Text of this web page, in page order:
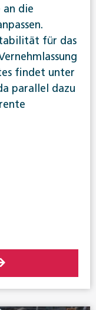
an die
für das
findet unter
parallel dazu